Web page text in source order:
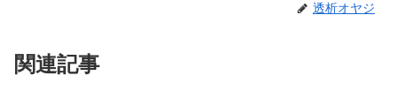
透析オヤジ
関連記事